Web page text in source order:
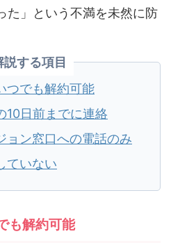
た」という不満を未然に防
する項目
つでも解約可能
10日前までに連絡
ョン窓口への電話のみ
ていない
も解約可能